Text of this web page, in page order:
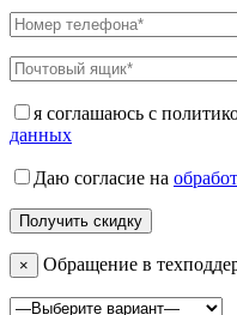
я соглашаюсь с
данных
Даю согласие на
× Обращение в